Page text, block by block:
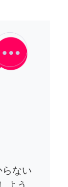
ない